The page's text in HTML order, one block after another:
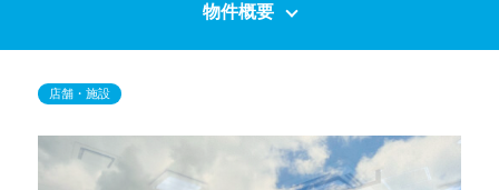
物件概要
店舗・施設